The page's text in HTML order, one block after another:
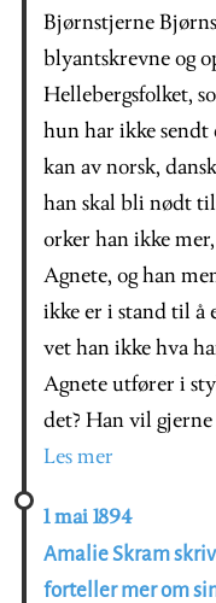
Bjørnstjerne
blyantskrevne og
Hellebergsfolket,
hun har ikke sendt
kan av norsk,
han skal bli nødt til
orker han ikke
Agnete, og han
ikke er i stand til å
vet han ikke hva
Agnete utfører i
det? Han vil
Les mer
1 mai 1894
Amalie Skram
forteller mer om